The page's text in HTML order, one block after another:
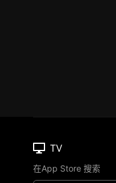
TV
在App Store 搜索